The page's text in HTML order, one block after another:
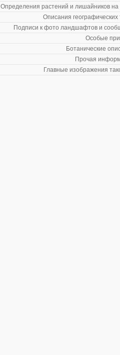
Определения растений и лишайников
Описания географических
Подписи к фото ландшафтов и
Особые
Ботанические
Прочая
Главные изображения